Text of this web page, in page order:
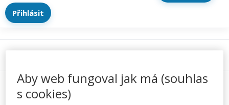
Přihlásit
Aby web fungoval jak má (souhlas
s cookies)